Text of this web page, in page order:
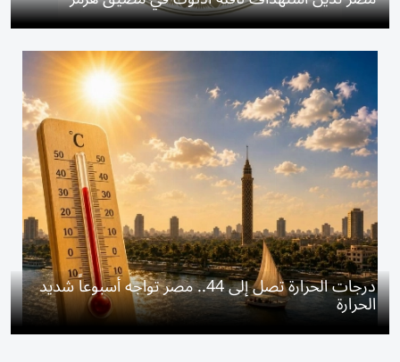
درجات الحرارة تصل إلى 44.. مصر تواجه أسبوعاً شديد
الحرارة